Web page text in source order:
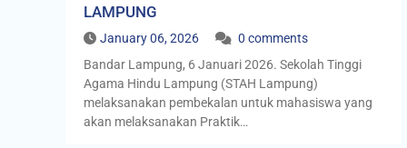
LAMPUNG
January 06, 2026
0 comments
Bandar Lampung, 6 Januari 2026. Sekolah Tinggi
Agama Hindu Lampung (STAH Lampung)
melaksanakan pembekalan untuk mahasiswa yang
akan melaksanakan Praktik…